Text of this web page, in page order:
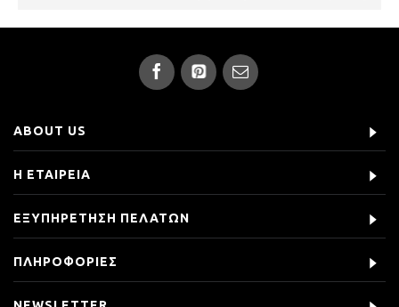
ABOUT US
Η ΕΤΑΙΡΕΙΑ
ΕΞΥΠΗΡΕΤΗΣΗ ΠΕΛΑΤΩΝ
ΠΛΗΡΟΦΟΡΙΕΣ